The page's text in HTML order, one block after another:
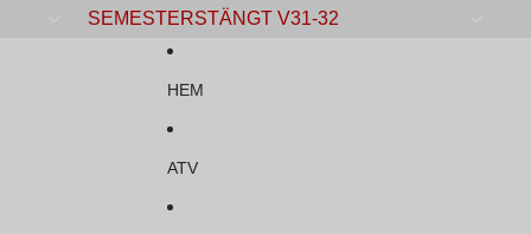
SEMESTERSTÄNGT V31-32
HEM
ATV